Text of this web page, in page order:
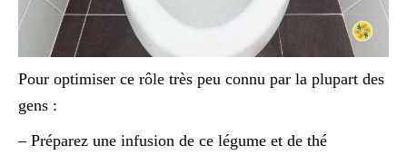
Pour optimiser ce rôle très peu connu par la plupart des
gens :
– Préparez une infusion de ce légume et de thé